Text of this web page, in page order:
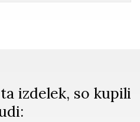
izdelek, so kupili